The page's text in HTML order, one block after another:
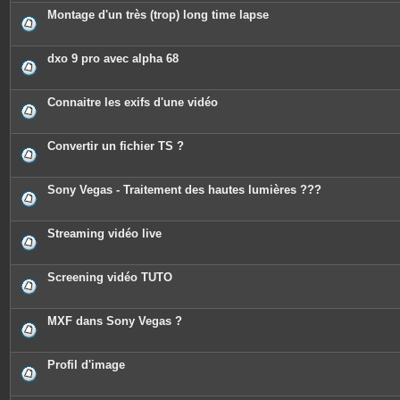
Montage d'un très (trop) long time lapse
dxo 9 pro avec alpha 68
Connaitre les exifs d'une vidéo
Convertir un fichier TS ?
Sony Vegas - Traitement des hautes lumières ???
Streaming vidéo live
Screening vidéo TUTO
MXF dans Sony Vegas ?
Profil d'image